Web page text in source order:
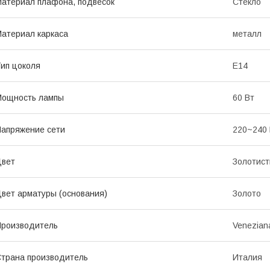
каркаса металл
цоколя E14
лампы 60 Вт
сети 220~240
арматуры (основания) Золото
производитель Италия